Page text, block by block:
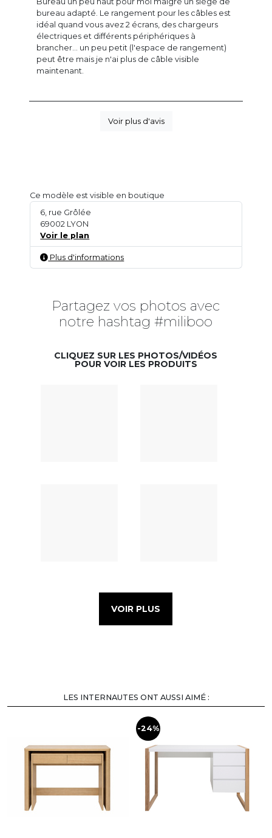
bureau adapté. Le rangement pour les câbles est
idéal quand vous avez 2 écrans, des chargeurs
électriques et différents périphériques à
brancher... un peu petit (l'espace de rangement)
peut être mais je n'ai plus de câble visible
maintenant.
Voir plus d'avis
Ce modèle est visible en boutique
6, rue Grôlée
69002 LYON
Voir le plan
Plus d'informations
Partagez vos photos avec
notre hashtag #miliboo
CLIQUEZ SUR LES PHOTOS/VIDÉOS
POUR VOIR LES PRODUITS
VOIR PLUS
LES INTERNAUTES ONT AUSSI AIMÉ :
-24%